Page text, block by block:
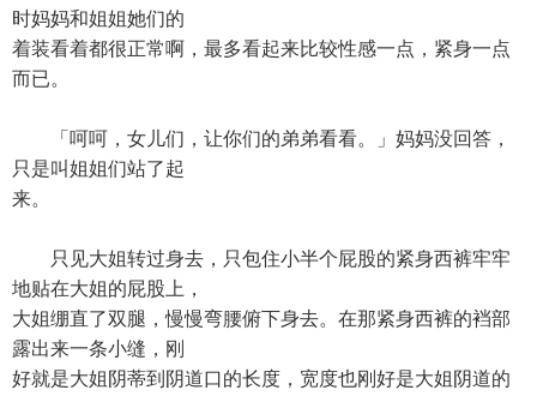
时妈妈和姐姐她们的
着装看着都很正常啊，最多看起来比较性感一点，紧身一点
而已。
「呵呵，女儿们，让你们的弟弟看看。」妈妈没回答，
只是叫姐姐们站了起
来。
只见大姐转过身去，只包住小半个屁股的紧身西裤牢牢
地贴在大姐的屁股上，
大姐绷直了双腿，慢慢弯腰俯下身去。在那紧身西裤的裆部
露出来一条小缝，刚
好就是大姐阴蒂到阴道口的长度，宽度也刚好是大姐阴道的